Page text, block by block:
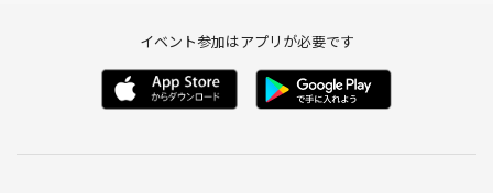
イベント参加はアプリが必要です